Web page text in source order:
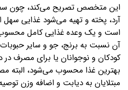
این متخصص تصریح می‌کند، چون
آرد، پخته و تهیه می‌شود غذایی سهل
است و یک وعده غذایی کامل
آن نسبت به برنج، جو و سایر
کودکان و نوجوانان یا برای مصرف در
بهترین غذا محسوب می‌شود، البته
مبتلایان به دیابت و اضافه وزن